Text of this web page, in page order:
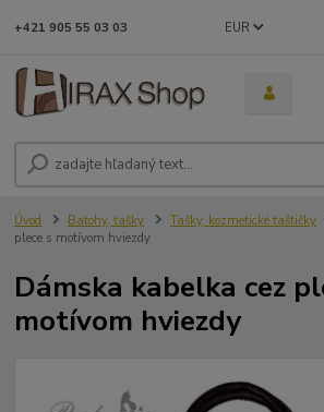
EUR
+421 905 55 03 03
Úvod Batohy, tašky Tašky, kozmetické taštičky
plece s motívom hviezdy
Dámska kabelka cez
motívom hviezdy